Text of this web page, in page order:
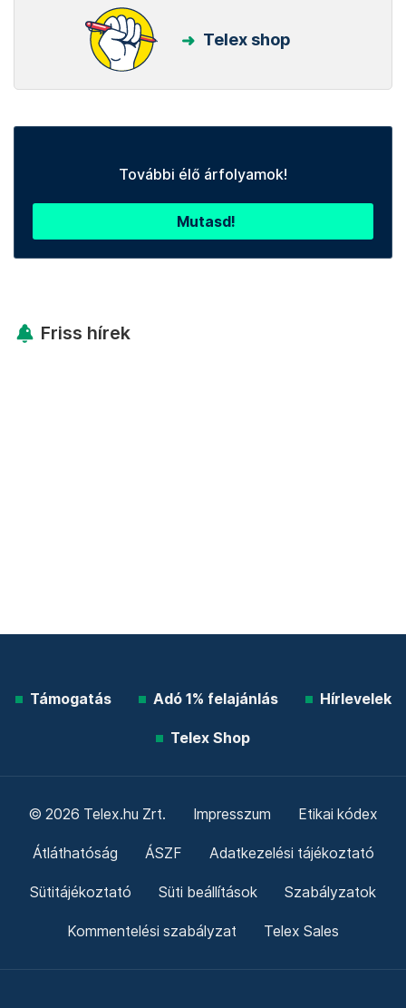
Telex shop
További élő árfolyamok!
Mutasd!
Friss hírek
Támogatás Adó 1% felajánlás Hírlevelek
Telex Shop
© 2026 Telex.hu Zrt. Impresszum Etikai kódex
Átláthatóság ÁSZF Adatkezelési tájékoztató
Sütitájékoztató Süti beállítások Szabályzatok
Kommentelési szabályzat Telex Sales